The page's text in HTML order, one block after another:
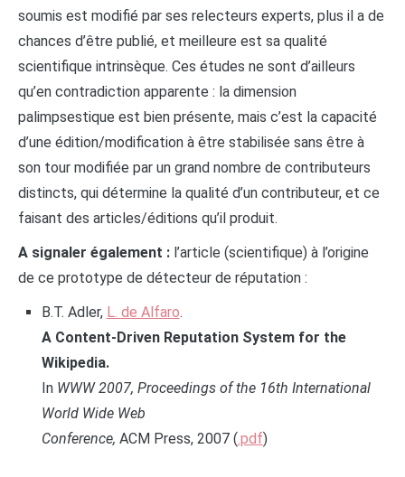
soumis est modifié par ses relecteurs experts, plus il a de
chances d’être publié, et meilleure est sa qualité
scientifique intrinsèque. Ces études ne sont d’ailleurs
qu’en contradiction apparente : la dimension
palimpsestique est bien présente, mais c’est la capacité
d’une édition/modification à être stabilisée sans être à
son tour modifiée par un grand nombre de contributeurs
distincts, qui détermine la qualité d’un contributeur, et ce
faisant des articles/éditions qu’il produit.
A signaler également : l’article (scientifique) à l’origine
de ce prototype de détecteur de réputation :
B.T. Adler, L. de Alfaro.
A Content-Driven Reputation System for the
Wikipedia.
In WWW 2007, Proceedings of the 16th International
World Wide Web
Conference, ACM Press, 2007 (.pdf)